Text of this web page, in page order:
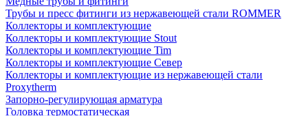
Трубы и пресс фитинги из нержавеющей стали ROMMER
Коллекторы и комплектующие
Коллекторы и комплектующие Stout
Коллекторы и комплектующие Tim
Коллекторы и комплектующие Север
Коллекторы и комплектующие из нержавеющей стали
Proxytherm
Запорно-регулирующая арматура
Головка термостатическая